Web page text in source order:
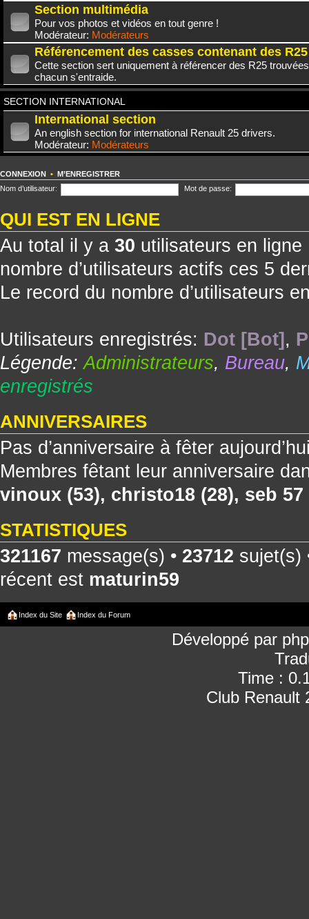
Section multimédia
Pour vos photos et vidéos en tout genre !
Modérateur: Modérateurs
Référencement des casses contenant des R25
Cette section sert uniquement à référencer des R25
chacun s'entraide.
SECTION INTERNATIONAL
International section
An english section for international Renault 25 drivers.
Modérateur: Modérateurs
CONNEXION • M’ENREGISTRER
Nom d’utilisateur:
Mot de passe:
QUI EST EN LIGNE
Au total il y a 30 utilisateurs en
nombre d’utilisateurs actifs ces 5
Le record du nombre d’utilisateurs
Utilisateurs enregistrés: Dot [Bot] ,
Légende:Administrateurs, Bureau,
enregistrés
ANNIVERSAIRES
Pas d’anniversaire à fêter
Membres fêtant leur anniversaire
vinoux (53), christo18 (28), seb 57
STATISTIQUES
321167 message(s) • 23712 sujet(s)
récent est maturin59
Index du Site Index du Forum
Développé par
Time :
Club Renault